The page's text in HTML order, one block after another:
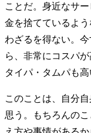
ことだ。身近なサ
金を捨てているよ
わざるを得ない。
ら、非常にコスパ
タイパ・タムパも高
このことは、自分
思う。もちろんの